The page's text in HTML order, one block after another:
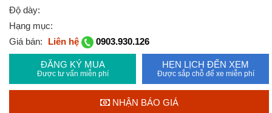
Độ dày:
Hạng mục:
Giá bán:
Liên hệ 0903.930.126
ĐĂNG KÝ MUA
Được tư vấn miễn phí
HẸN LỊCH ĐẾN XEM
Được sắp chỗ để xe miễn phí
NHẬN BÁO GIÁ